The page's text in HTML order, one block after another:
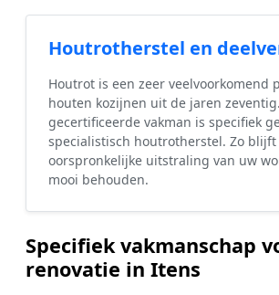
Houtrotherstel en
Houtrot is een zeer veelvoorkomend
houten kozijnen uit de jaren
gecertificeerde vakman is specifiek
specialistisch houtrotherstel. Zo blijft
oorspronkelijke uitstraling van uw
mooi behouden.
Specifiek vakmanschap
renovatie in Itens